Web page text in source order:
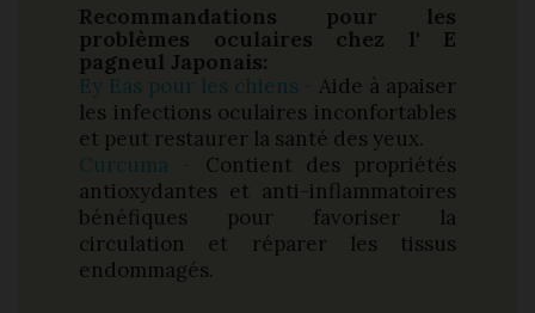
Recommandations pour les
problèmes oculaires chez l' E
pagneul Japonais:
Ey Eas pour les chiens -
Aide à apaiser
les infections oculaires inconfortables
et peut restaurer la santé des yeux.
Curcuma -
Contient des propriétés
antioxydantes et anti-inflammatoires
bénéfiques pour favoriser la
circulation et réparer les tissus
endommagés.